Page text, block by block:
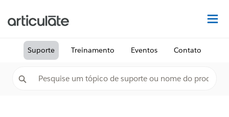
Suporte Treinamento Eventos Contato